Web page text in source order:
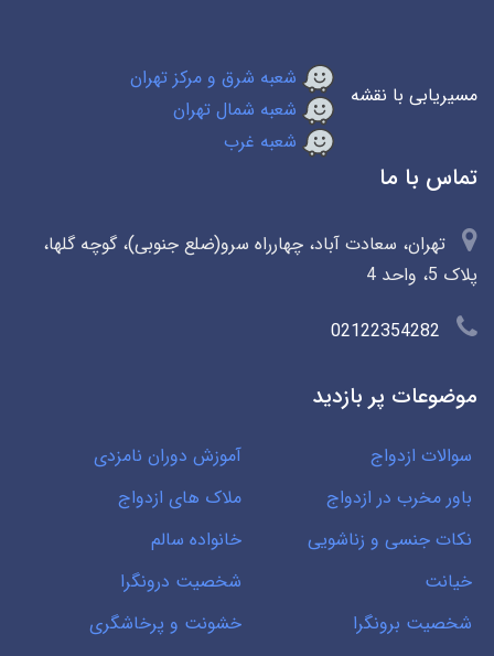
مسیریابی با نقشه
شعبه شرق و مرکز تهران
شعبه شمال تهران
شعبه غرب
تماس با ما
تهران، سعادت آباد، چهارراه سرو(ضلع جنوبی)، گوچه گلها،
پلاک 5، واحد 4
02122354282
موضوعات پر بازدید
سوالات ازدواج
آموزش دوران نامزدی
باور مخرب در ازدواج
ملاک های ازدواج
نکات جنسی و زناشویی
خانواده سالم
خیانت
شخصیت درونگرا
شخصیت برونگرا
خشونت و پرخاشگری